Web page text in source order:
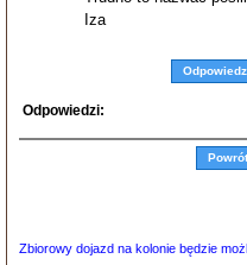
Iza
Odpowiedz
Odpowiedzi:
Zbiorowy dojazd na kolonie będzie